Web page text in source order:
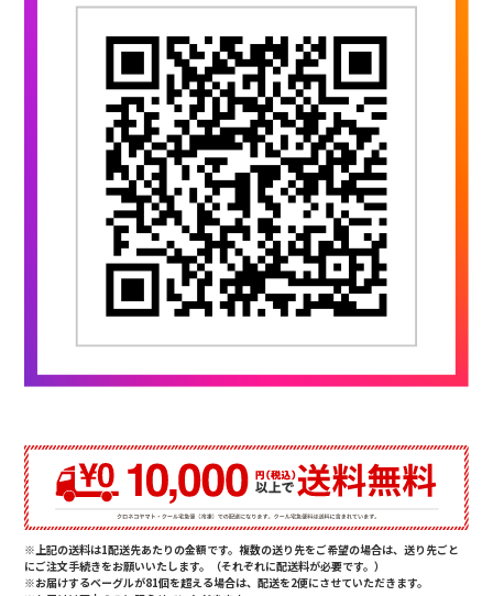
※上記の送料は1配送先あたりの金額です。複数の送り先をご希望の場合は、送り先ごと
にご注文手続きをお願いいたします。（それぞれに配送料が必要です。）
※お届けするベーグルが81個を超える場合は、配送を2便にさせていただきます。